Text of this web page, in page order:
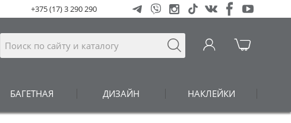
БАГЕТНАЯ ДИЗАЙН НАКЛЕЙКИ
+375 (17) 3 290 290